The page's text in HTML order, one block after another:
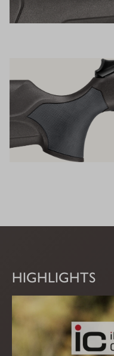
HIGHLIGHTS